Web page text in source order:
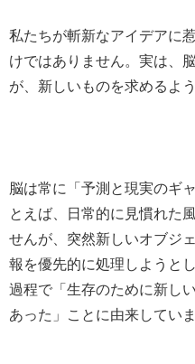
私たちが斬新なアイデアに
けではありません。実は、
が、新しいものを求めるよ
脳は常に「予測と現実のギ
とえば、日常的に見慣れた
せんが、突然新しいオブジ
報を優先的に処理しようと
過程で「生存のために新し
あった」ことに由来していま